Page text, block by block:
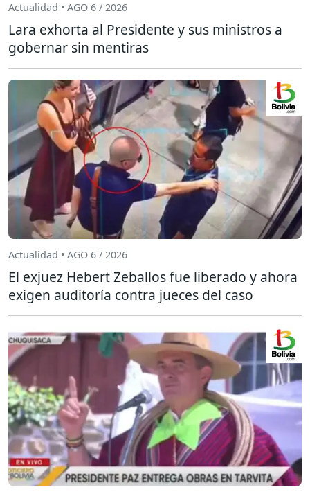
Actualidad • AGO 6 / 2026
Lara exhorta al Presidente y sus ministros a
gobernar sin mentiras
Actualidad • AGO 6 / 2026
El exjuez Hebert Zeballos fue liberado y ahora
exigen auditoría contra jueces del caso